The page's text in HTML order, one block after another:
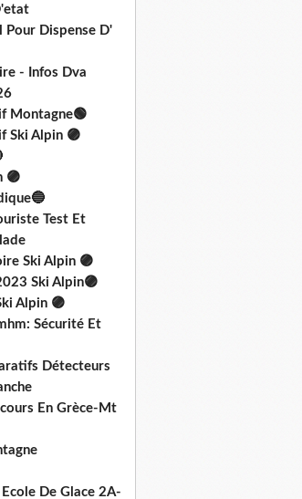
Dispense D'
- Infos Dva
Montagne🟢
Ski Alpin 🟣
🟣
Test Et
Ski Alpin 🟣
Ski Alpin🟣
Alpin 🟣
Sécurité Et
Détecteurs
En Grèce-Mt
De Glace 2A-